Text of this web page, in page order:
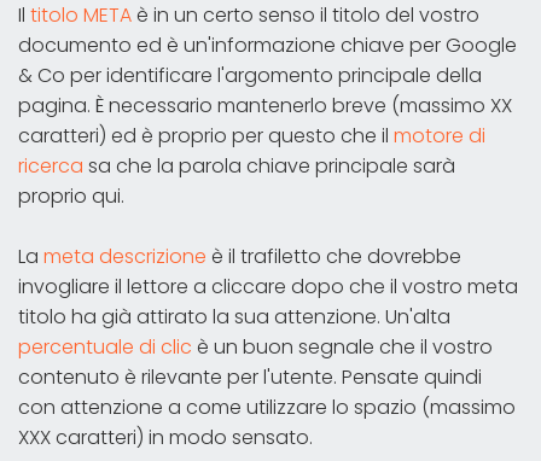
Il titolo METAè in un certo senso il titolo del vostro
documento ed è un'informazione chiave per Google
& Co per identificare l'argomento principale della
pagina. È necessario mantenerlo breve (massimo XX
caratteri) ed è proprio per questo che il motore di
ricerca sa che la parola chiave principale sarà
proprio qui.
La meta descrizione è il trafiletto che dovrebbe
invogliare il lettore a cliccare dopo che il vostro meta
titolo ha già attirato la sua attenzione. Un'alta
percentuale di clic è un buon segnale che il vostro
contenuto è rilevante per l'utente. Pensate quindi
con attenzione a come utilizzare lo spazio (massimo
XXX caratteri) in modo sensato.